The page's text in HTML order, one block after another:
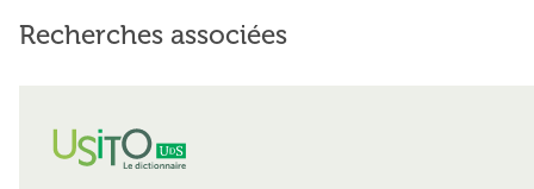
Recherches associées